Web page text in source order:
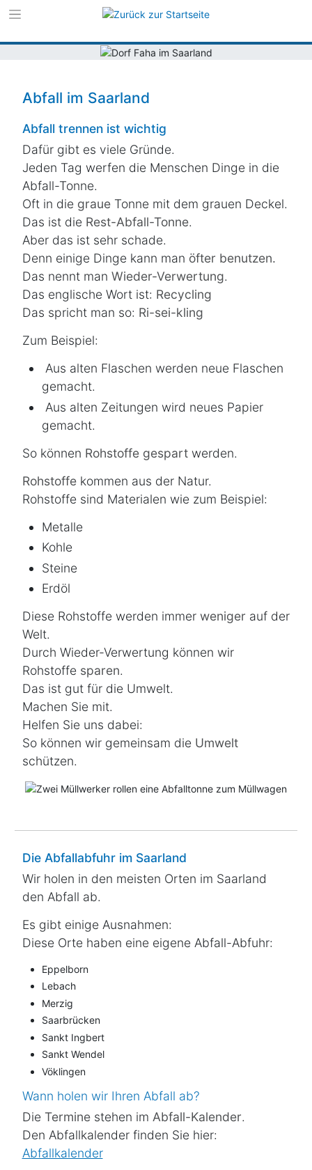
Zur Navigation
Zum Inhalt
Abfall im Saarland
Abfall trennen ist wichtig
Dafür gibt es viele Gründe.
Jeden Tag werfen die Menschen Dinge in die
Abfall-Tonne.
Oft in die graue Tonne mit dem grauen Deckel.
Das ist die Rest-Abfall-Tonne.
Aber das ist sehr schade.
Denn einige Dinge kann man öfter benutzen.
Das nennt man Wieder-Verwertung.
Das englische Wort ist: Recycling
Das spricht man so: Ri-sei-kling
Zum Beispiel:
Aus alten Flaschen werden neue Flaschen
gemacht.
Aus alten Zeitungen wird neues Papier
gemacht.
So können Rohstoffe gespart werden.
Rohstoffe kommen aus der Natur.
Rohstoffe sind Materialen wie zum Beispiel:
Metalle
Kohle
Steine
Erdöl
Diese Rohstoffe werden immerweniger auf der
Welt.
Durch Wieder-Verwertung können wir
Rohstoffe sparen.
Das ist gut für die Umwelt.
Machen Sie mit.
Helfen Sie uns dabei:
So können wir gemeinsam die Umwelt
schützen.
Die Abfallabfuhr im Saarland
Wir holen in den meisten Orten im Saarland
den Abfall ab.
Es gibt einige Ausnahmen:
Diese Orte haben eine eigene Abfall-Abfuhr:
Eppelborn
Lebach
Merzig
Saarbrücken
Sankt Ingbert
Sankt Wendel
Vöklingen
Wann holen wir Ihren Abfall ab?
Die Terminestehen im Abfall-Kalender.
Den Abfallkalender finden Sie hier:
Abfallkalender